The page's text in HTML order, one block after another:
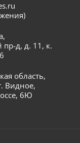
пр-д, д. 11, к.
область,
Видное,
6Ю